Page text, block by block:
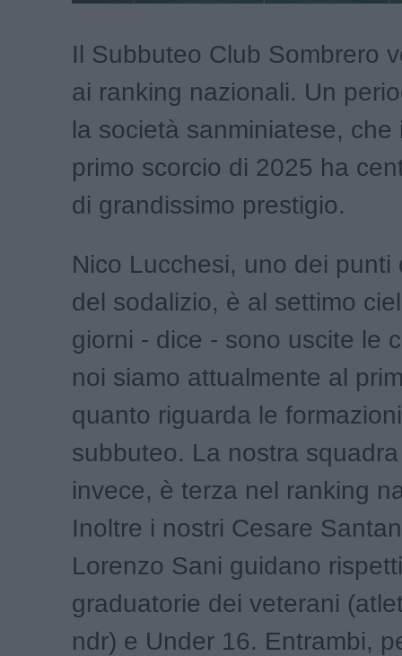
Il Subbuteo Club Sombrero
ai ranking nazionali. Un
la società sanminiatese, che
primo scorcio di 2025 ha
di grandissimo prestigio.
Nico Lucchesi, uno dei punti
del sodalizio, è al settimo
giorni - dice - sono uscite le
noi siamo attualmente al
quanto riguarda le
subbuteo. La nostra
invece, è terza nel ranking
Inoltre i nostri Cesare
Lorenzo Sani guidano
graduatorie dei veterani
ndr) e Under 16. Entrambi,